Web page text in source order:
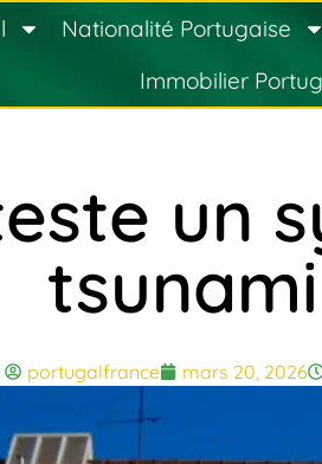
Nationalité Portugaise
Immobilier
un
portugalfrance mars 20, 2026